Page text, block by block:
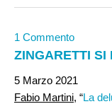
1 Commento
ZINGARETTI SI
5 Marzo 2021
Fabio Martini, “La